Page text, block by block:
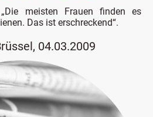
meisten Frauen finden es
Das ist erschreckend“.
04.03.2009